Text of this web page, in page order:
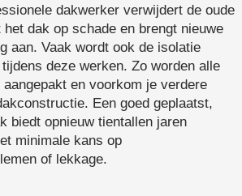
dakwerker verwijdert de oude
dak op schade en brengt nieuwe
aan. Vaak wordt ook de isolatie
deze werken. Zo worden alle
en voorkom je verdere
Een goed geplaatst,
biedt opnieuw tientallen jaren
minimale kans op
of lekkage.